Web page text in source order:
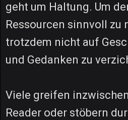
geht um Haltung. Um
Ressourcen sinnvoll zu
trotzdem nicht auf
und Gedanken zu
Viele greifen
Reader oder stöbern